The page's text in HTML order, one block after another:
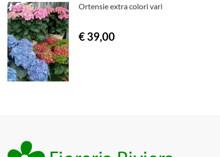
Ortensie extra colori vari
€ 39,00